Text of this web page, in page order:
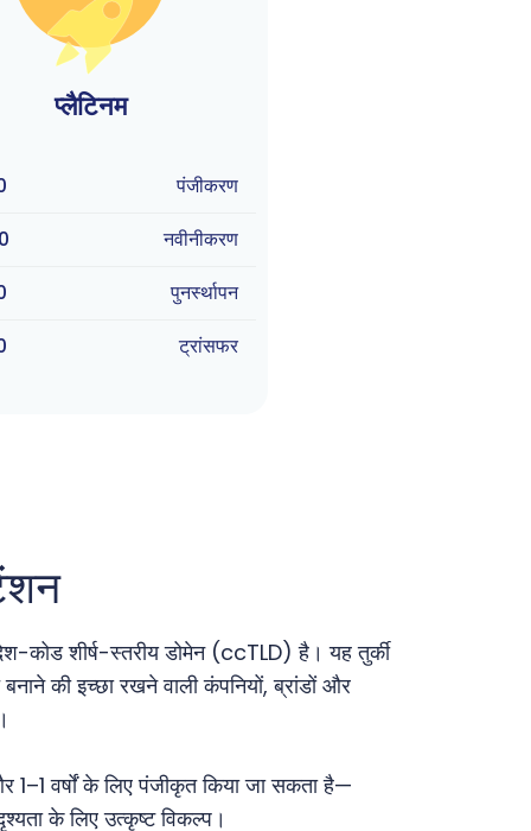
प्लैटिनम
पंजीकरण
नवीनीकरण
पुनर्स्थापन
ट्रांसफर
कोड शीर्ष-स्तरीय डोमेन (ccTLD) है। यह तुर्की
की इच्छा रखने वाली कंपनियों, ब्रांडों और
वर्षों के लिए पंजीकृत किया जा सकता है—
के लिए उत्कृष्ट विकल्प।